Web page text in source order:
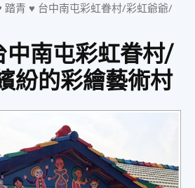
踏青 ♥ 台中南屯彩虹眷村/彩虹爺爺/
中南屯彩虹眷村/
紛的彩繪藝術村